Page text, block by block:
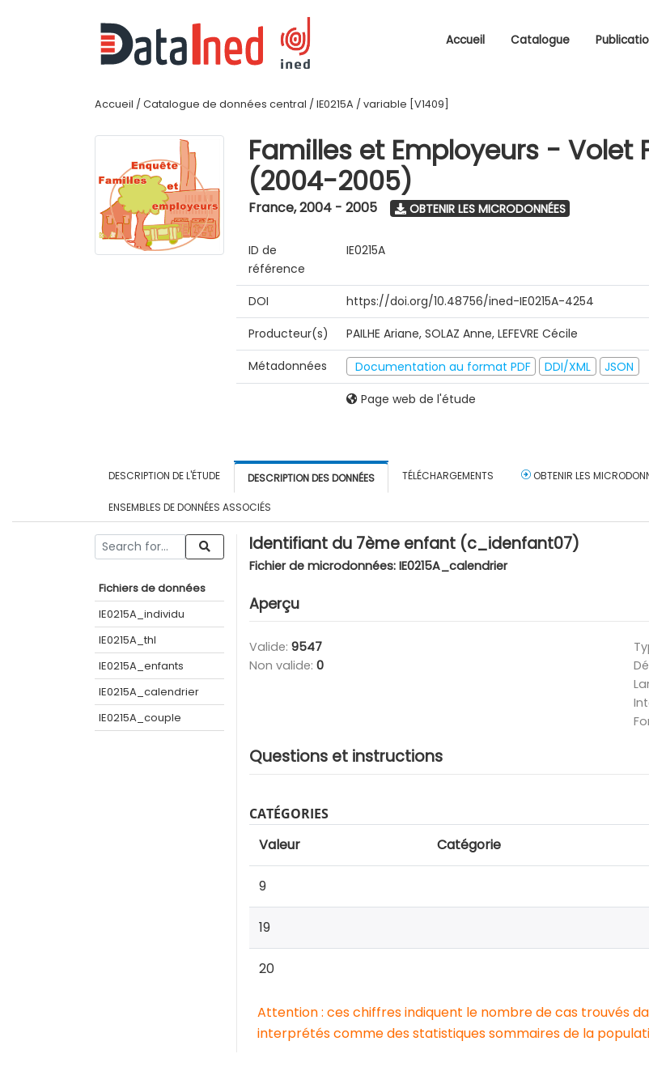
Accueil Catalogue
Accueil / Catalogue de données central / IE0215A / variable [V1409]
Familles et Employeurs - Volet
(2004-2005)
France,2004 - 2005 OBTENIR LES MICRODONNÉES
ID de
référence
IE0215A
DOI
https://doi.org/10.48756/ined-IE0215A-4254
Producteur(s)
PAILHE Ariane, SOLAZ Anne, LEFEVRE Cécile
Métadonnées
Documentation au format PDF DDI/XML
JSON
Page web de l'étude
DESCRIPTION DE L'ÉTUDE DESCRIPTION DES DONNÉES TÉLÉCHARGEMENTS OBTENIR LES
ENSEMBLES DE DONNÉES ASSOCIÉS
Fichiers de données
IE0215A_individu
IE0215A_thl
IE0215A_enfants
IE0215A_calendrier
IE0215A_couple
Identifiant du 7ème enfant (c_idenfant07)
Fichier de microdonnées: IE0215A_calendrier
Aperçu
Valide: 9547
Non valide: 0
Questions et instructions
CATÉGORIES
Valeur Catégorie
9
19
20
Attention : ces chiffres indiquent le nombre de cas trouvés
interprétés comme des statistiques sommaires de la